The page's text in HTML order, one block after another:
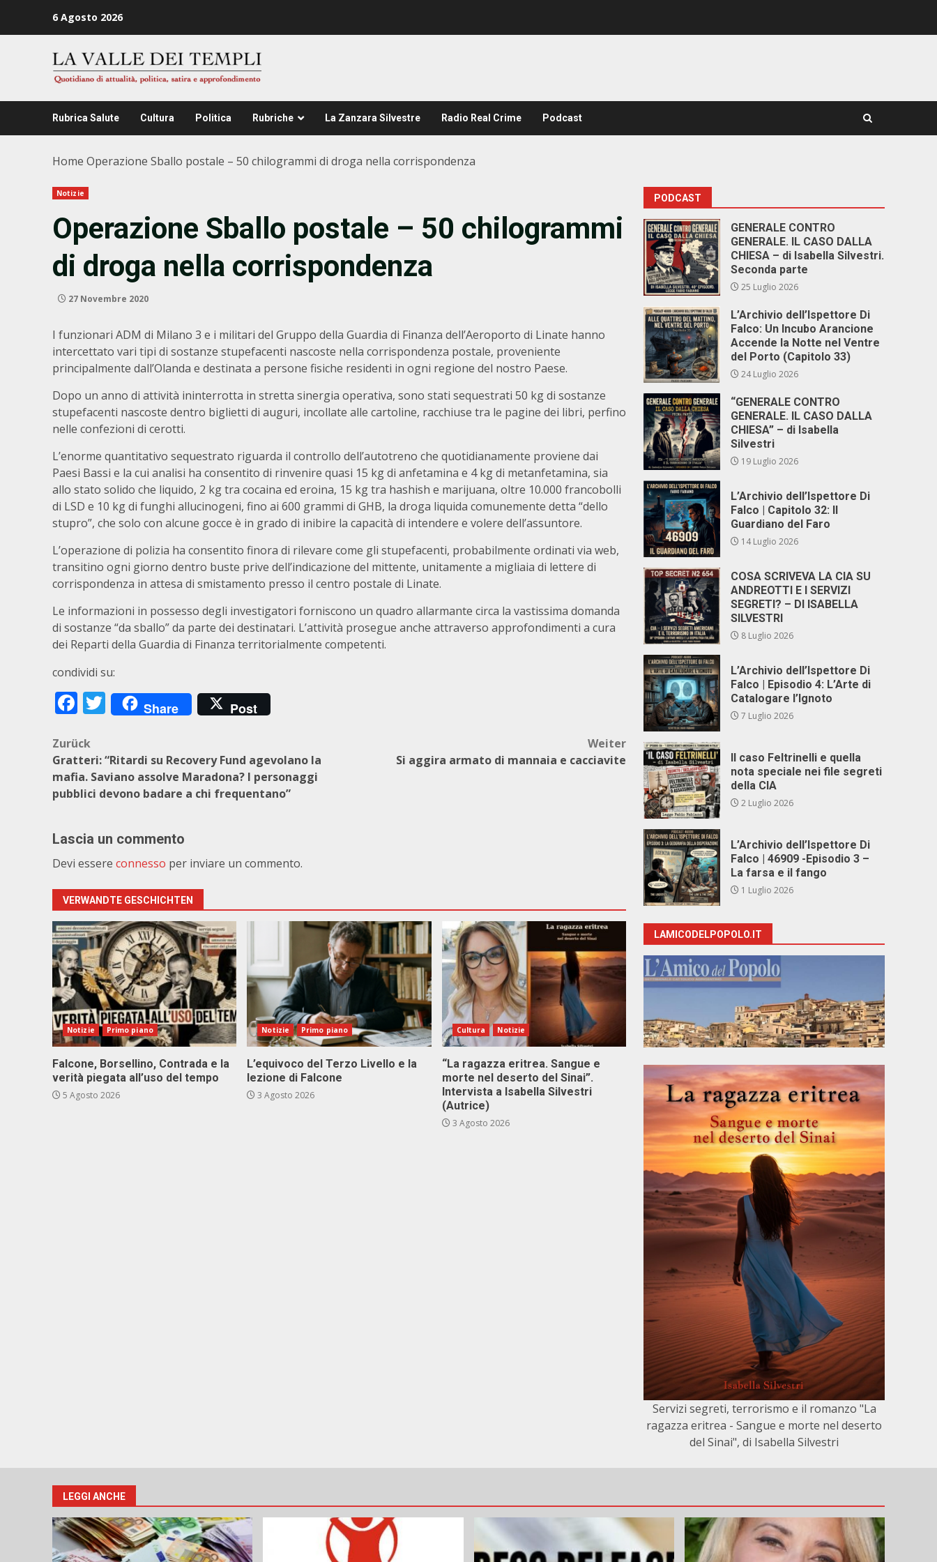
6 Agosto 2026
Rubrica Salute Cultura Politica Rubriche La Zanzara Silvestre Radio Real Crime Podcast
Home Operazione Sballo postale – 50 chilogrammi di droga nella corrispondenza
Notizie
Operazione Sballo postale – 50 chilogrammi
di droga nella corrispondenza
27 Novembre 2020
I funzionari ADM di Milano 3 e i militari del Gruppo della Guardia di Finanza dell’Aeroporto di Linate hanno
intercettato vari tipi di sostanze stupefacenti nascoste nella corrispondenza postale, proveniente
principalmente dall’Olanda e destinata a persone fisiche residenti in ogni regione del nostro Paese.
Dopo un anno di attività ininterrotta in stretta sinergia operativa, sono stati sequestrati 50 kg di sostanze
stupefacenti nascoste dentro biglietti di auguri, incollate alle cartoline, racchiuse tra le pagine dei libri, perfino
nelle confezioni di cerotti.
L’enorme quantitativo sequestrato riguarda il controllo dell’autotreno che quotidianamente proviene dai
Paesi Bassi e la cui analisi ha consentito di rinvenire quasi 15 kg di anfetamina e 4 kg di metanfetamina, sia
allo stato solido che liquido, 2 kg tra cocaina ed eroina, 15 kg tra hashish e marijuana, oltre 10.000 francobolli
di LSD e 10 kg di funghi allucinogeni, fino ai 600 grammi di GHB, la droga liquida comunemente detta “dello
stupro”, che solo con alcune gocce è in grado di inibire la capacità di intendere e volere dell’assuntore.
L’operazione di polizia ha consentito finora di rilevare come gli stupefacenti, probabilmente ordinati via web,
transitino ogni giorno dentro buste prive dell’indicazione del mittente, unitamente a migliaia di lettere di
corrispondenza in attesa di smistamento presso il centro postale di Linate.
Le informazioni in possesso degli investigatori forniscono un quadro allarmante circa la vastissima domanda
di sostanze “da sballo” da parte dei destinatari. L’attività prosegue anche attraverso approfondimenti a cura
dei Reparti della Guardia di Finanza territorialmente competenti.
condividi su:
Facebook
Twitter
Share Post
Beitragsnavigation
Zurück
Gratteri: “Ritardi su Recovery Fund agevolano la
mafia. Saviano assolve Maradona? I personaggi
pubblici devono badare a chi frequentano”
Weiter
Si aggira armato di mannaia e cacciavite
Lascia un commento
Devi essere connesso per inviare un commento.
VERWANDTE GESCHICHTEN
Notizie Primo piano
Falcone, Borsellino, Contrada e la
verità piegata all’uso del tempo
5 Agosto 2026
Notizie Primo piano
L’equivoco del Terzo Livello e la
lezione di Falcone
3 Agosto 2026
Cultura Notizie
“La ragazza eritrea. Sangue e
morte nel deserto del Sinai”.
Intervista a Isabella Silvestri
(Autrice)
3 Agosto 2026
PODCAST
GENERALE CONTRO
GENERALE. IL CASO DALLA
CHIESA – di Isabella Silvestri.
Seconda parte
25 Luglio 2026
L’Archivio dell’Ispettore Di
Falco: Un Incubo Arancione
Accende la Notte nel Ventre
del Porto (Capitolo 33)
24 Luglio 2026
“GENERALE CONTRO
GENERALE. IL CASO DALLA
CHIESA” – di Isabella
Silvestri
19 Luglio 2026
L’Archivio dell’Ispettore Di
Falco | Capitolo 32: Il
Guardiano del Faro
14 Luglio 2026
COSA SCRIVEVA LA CIA SU
ANDREOTTI E I SERVIZI
SEGRETI? – DI ISABELLA
SILVESTRI
8 Luglio 2026
L’Archivio dell’Ispettore Di
Falco | Episodio 4: L’Arte di
Catalogare l’Ignoto
7 Luglio 2026
Il caso Feltrinelli e quella
nota speciale nei file segreti
della CIA
2 Luglio 2026
L’Archivio dell’Ispettore Di
Falco | 46909 -Episodio 3 –
La farsa e il fango
1 Luglio 2026
LAMICODELPOPOLO.IT
Servizi segreti, terrorismo e il romanzo "La
ragazza eritrea - Sangue e morte nel deserto
del Sinai", di Isabella Silvestri
LEGGI ANCHE